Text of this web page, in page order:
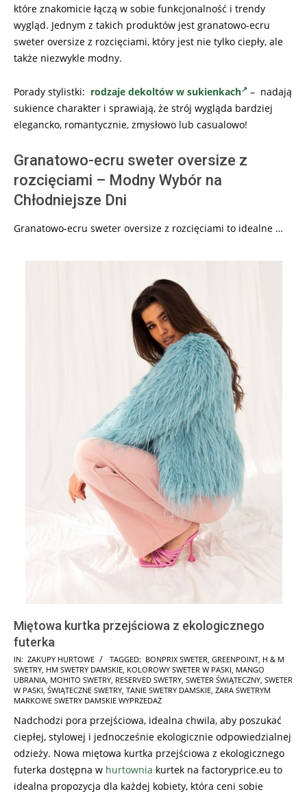
które znakomicie łączą w sobie funkcjonalność i trendy
wygląd. Jednym z takich produktów jest granatowo-ecru
sweter oversize z rozcięciami, który jest nie tylko ciepły, ale
także niezwykle modny.
Porady stylistki: rodzaje dekoltów w sukienkach
– nadają
sukience charakter i sprawiają, że strój wygląda bardziej
elegancko, romantycznie, zmysłowo lub casualowo!
Granatowo-ecru sweter oversize z
rozcięciami – Modny Wybór na
Chłodniejsze Dni
Granatowo-ecru sweter oversize z rozcięciami to idealne …
Miętowa kurtka przejściowa z ekologicznego
futerka
2025-
11-
09
IN: ZAKUPY HURTOWE TAGGED: BONPRIX SWETER GREENPOINT H & M
SWETRY HM SWETRY DAMSKIE KOLOROWY SWETER W PASKI MANGO
UBRANIA MOHITO SWETRY RESERVED SWETRY SWETER ŚWIĄTECZNY SWETER
W PASKI ŚWIĄTECZNE SWETRY TANIE SWETRY DAMSKIE ZARA SWETRYM
MARKOWE SWETRY DAMSKIE WYPRZEDAŻ
Nadchodzi pora przejściowa, idealna chwila, aby poszukać
ciepłej, stylowej i jednocześnie ekologicznie odpowiedzialnej
odzieży. Nowa miętowa kurtka przejściowa z ekologicznego
futerka dostępna w hurtownia kurtek na factoryprice.eu to
idealna propozycja dla każdej kobiety, która ceni sobie